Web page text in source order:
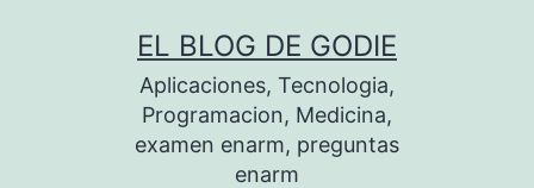
EL BLOG DE GODIE
Aplicaciones, Tecnologia,
Programacion, Medicina,
examen enarm, preguntas
enarm